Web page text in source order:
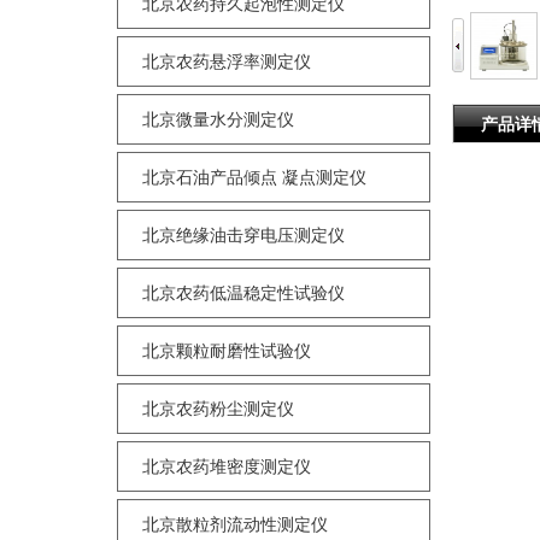
产品详
北京农药悬浮率测定仪
北京微量水分测定仪
北京石油产品倾点 凝点测定仪
北京绝缘油击穿电压测定仪
北京农药低温稳定性试验仪
北京颗粒耐磨性试验仪
北京农药粉尘测定仪
北京农药堆密度测定仪
北京散粒剂流动性测定仪